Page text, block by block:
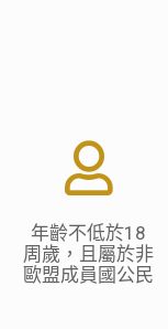
年齡不低於18
周歲，且屬於非
歐盟成員國公民